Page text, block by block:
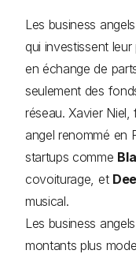
Les business
qui investissent
en échange de
seulement des
réseau. Xavier
angel renommé en
startups comme
covoiturage, et
musical.
Les business
montants plus